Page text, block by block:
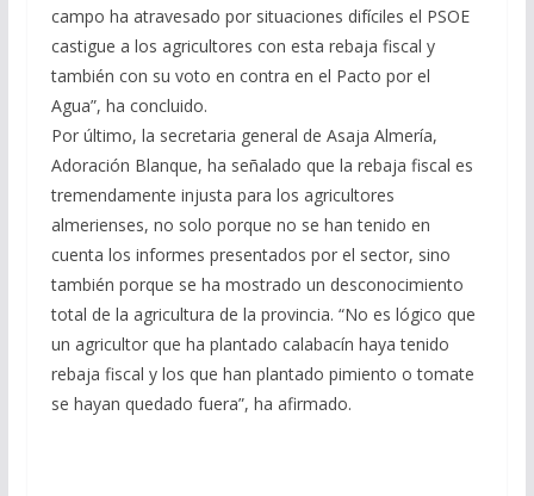
campo ha atravesado por situaciones difíciles el PSOE
castigue a los agricultores con esta rebaja fiscal y
también con su voto en contra en el Pacto por el
Agua”, ha concluido.
Por último, la secretaria general de Asaja Almería,
Adoración Blanque, ha señalado que la rebaja fiscal es
tremendamente injusta para los agricultores
almerienses, no solo porque no se han tenido en
cuenta los informes presentados por el sector, sino
también porque se ha mostrado un desconocimiento
total de la agricultura de la provincia. “No es lógico que
un agricultor que ha plantado calabacín haya tenido
rebaja fiscal y los que han plantado pimiento o tomate
se hayan quedado fuera”, ha afirmado.